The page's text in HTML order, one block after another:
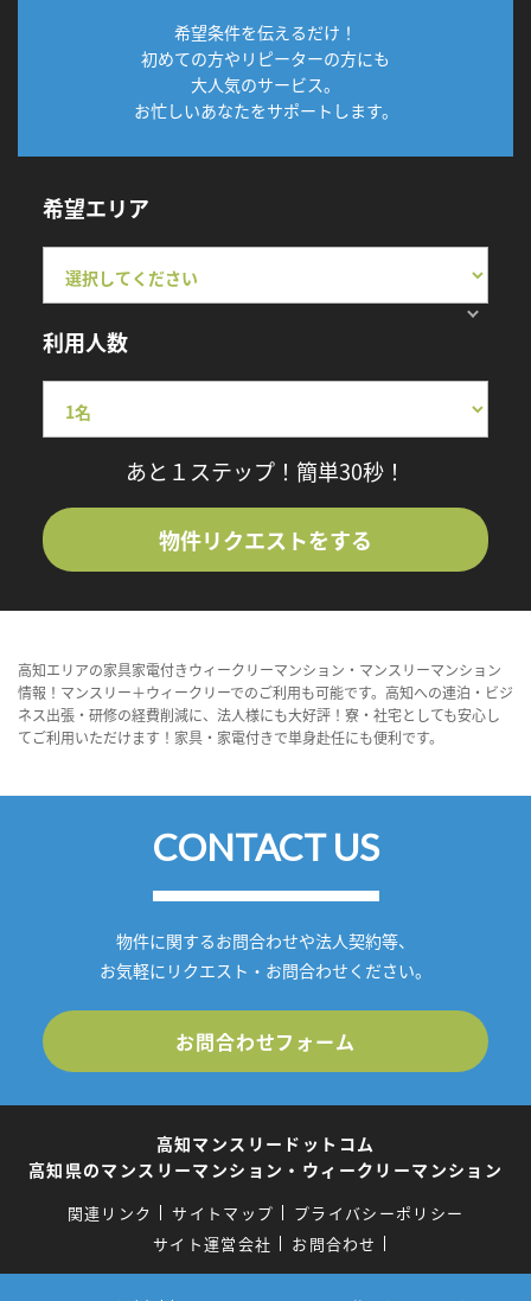
希望条件を伝えるだけ！
初めての方やリピーターの方にも
大人気のサービス。
お忙しいあなたをサポートします。
希望エリア
利用人数
あと１ステップ！簡単30秒！
物件リクエストをする
高知エリアの家具家電付きウィークリーマンション・マンスリーマンション
情報！マンスリー＋ウィークリーでのご利用も可能です。高知への連泊・ビジ
ネス出張・研修の経費削減に、法人様にも大好評！寮・社宅としても安心し
てご利用いただけます！家具・家電付きで単身赴任にも便利です。
CONTACT US
物件に関するお問合わせや法人契約等、
お気軽にリクエスト・お問合わせください。
お問合わせフォーム
高知マンスリードットコム
高知県のマンスリーマンション・ウィークリーマンション
関連リンク サイトマップ
プライバシーポリシー
サイト運営会社
お問合わせ